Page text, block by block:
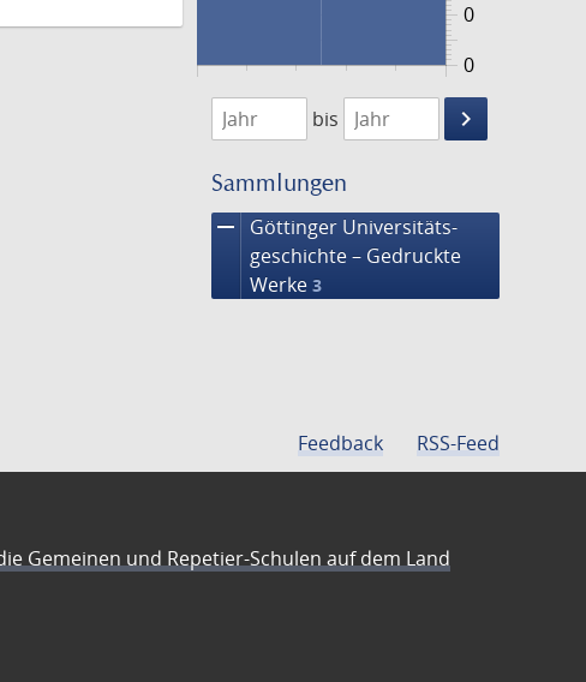
0
0
1885
1887
bis
keyboard_arrow_right
Suche
Sammlungen
remove
Göttinger Universitäts­
geschichte – Gedruckte
Werke 3
Feedback RSS-Feed
Gemeinen und Repetier-Schulen auf dem Land